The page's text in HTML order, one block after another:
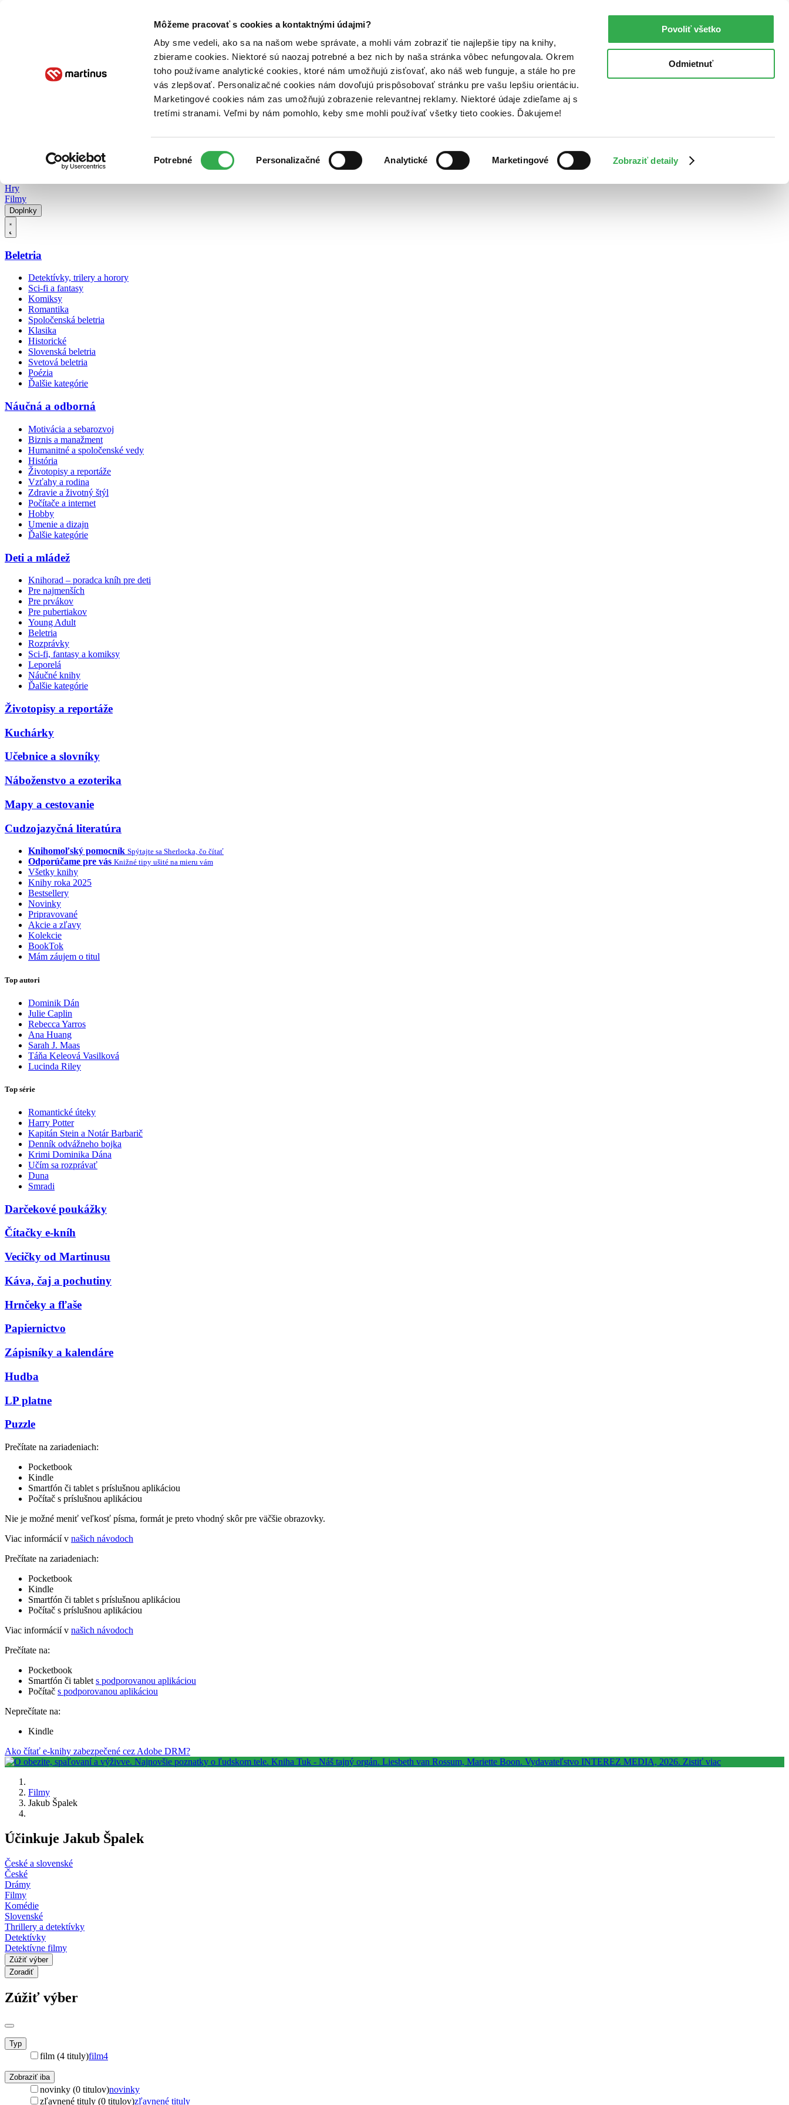
Môžeme pracovať s cookies a kontaktnými údajmi?
Aby sme vedeli, ako sa na našom webe správate, a mohli vám zobraziť tie najlepšie tipy na knihy,
zbierame cookies. Niektoré sú naozaj potrebné a bez nich by naša stránka vôbec nefungovala. Okrem
toho používame analytické cookies, ktoré nám umožňujú zisťovať, ako náš web funguje, a stále ho pre
vás zlepšovať. Personalizačné cookies nám dovoľujú prispôsobovať stránku pre vašu lepšiu orientáciu.
Marketingové cookies nám zas umožňujú zobrazenie relevantnej reklamy. Niektoré údaje zdieľame aj s
tretími stranami. Veľmi by nám pomohlo, keby sme mohli používať všetky tieto cookies. Ďakujeme!
súhlasu
Potrebné Personalizačné Analytické Marketingové Zobraziť detaily
Povoliť všetko
Odmietnuť
Poukážky Kontakt
Hry
Filmy
Doplnky
Beletria
Detektívky, trilery a horory
Sci-fi a fantasy
Komiksy
Romantika
Spoločenská beletria
Klasika
Historické
Slovenská beletria
Svetová beletria
Poézia
Ďalšie kategórie
Náučná a odborná
Motivácia a sebarozvoj
Biznis a manažment
Humanitné a spoločenské vedy
História
Životopisy a reportáže
Vzťahy a rodina
Zdravie a životný štýl
Počítače a internet
Hobby
Umenie a dizajn
Ďalšie kategórie
Deti a mládež
Knihorad – poradca kníh pre deti
Pre najmenších
Pre prvákov
Pre pubertiakov
Young Adult
Beletria
Rozprávky
Sci-fi, fantasy a komiksy
Leporelá
Náučné knihy
Ďalšie kategórie
Životopisy a reportáže
Kuchárky
Učebnice a slovníky
Náboženstvo a ezoterika
Mapy a cestovanie
Cudzojazyčná literatúra
Knihomoľský pomocník Spýtajte sa Sherlocka, čo čítať
Odporúčame pre vás Knižné tipy ušité na mieru vám
Všetky knihy
Knihy roka 2025
Bestsellery
Novinky
Pripravované
Akcie a zľavy
Kolekcie
BookTok
Mám záujem o titul
Top autori
Dominik Dán
Julie Caplin
Rebecca Yarros
Ana Huang
Sarah J. Maas
Táňa Keleová Vasilková
Lucinda Riley
Top série
Romantické úteky
Harry Potter
Kapitán Stein a Notár Barbarič
Denník odvážneho bojka
Krimi Dominika Dána
Učím sa rozprávať
Duna
Smradi
Darčekové poukážky
Čítačky e-kníh
Vecičky od Martinusu
Káva, čaj a pochutiny
Hrnčeky a fľaše
Papiernictvo
Zápisníky a kalendáre
Hudba
LP platne
Puzzle
Prečítate na zariadeniach:
Pocketbook
Kindle
Smartfón či tablet s príslušnou aplikáciou
Počítač s príslušnou aplikáciou
Nie je možné meniť veľkosť písma, formát je preto vhodný skôr pre väčšie obrazovky.
Viac informácií v našich návodoch
Prečítate na zariadeniach:
Pocketbook
Kindle
Smartfón či tablet s príslušnou aplikáciou
Počítač s príslušnou aplikáciou
Viac informácií v našich návodoch
Prečítate na:
Pocketbook
Smartfón či tablet s podporovanou aplikáciou
Počítač s podporovanou aplikáciou
Neprečítate na:
Kindle
Ako čítať e-knihy zabezpečené cez Adobe DRM?
Filmy
Jakub Špalek
Účinkuje Jakub Špalek
České a slovenské
České
Drámy
Filmy
Komédie
Slovenské
Thrillery a detektívky
Detektívky
Detektívne filmy
Zúžiť výber
Zoradiť
Zúžiť výber
Typ
film (4 tituly)film4
Zobraziť iba
novinky (0 titulov)novinky
zľavnené tituly (0 titulov)zľavnené tituly